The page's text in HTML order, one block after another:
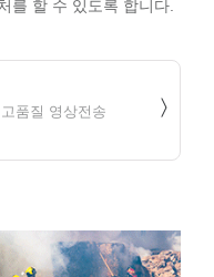
를 할 수 있도록 합니다.
품질 영상전송